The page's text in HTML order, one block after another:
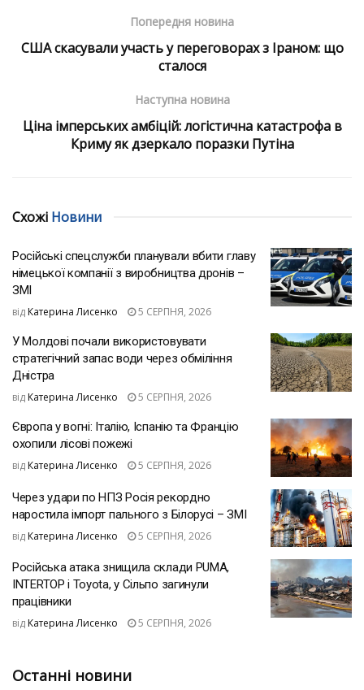
Попередня новина
США скасували участь у переговорах з Іраном: що
сталося
Наступна новина
Ціна імперських амбіцій: логістична катастрофа в
Криму як дзеркало поразки Путіна
Схожі Новини
Російські спецслужби планували вбити главу
німецької компанії з виробництва дронів –
ЗМІ
від Катерина Лисенко 5 СЕРПНЯ, 2026
У Молдові почали використовувати
стратегічний запас води через обміління
Дністра
від Катерина Лисенко 5 СЕРПНЯ, 2026
Європа у вогні: Італію, Іспанію та Францію
охопили лісові пожежі
від Катерина Лисенко 5 СЕРПНЯ, 2026
Через удари по НПЗ Росія рекордно
наростила імпорт пального з Білорусі – ЗМІ
від Катерина Лисенко 5 СЕРПНЯ, 2026
Російська атака знищила склади PUMA,
INTERTOP і Toyota, у Сільпо загинули
працівники
від Катерина Лисенко 5 СЕРПНЯ, 2026
Останні новини